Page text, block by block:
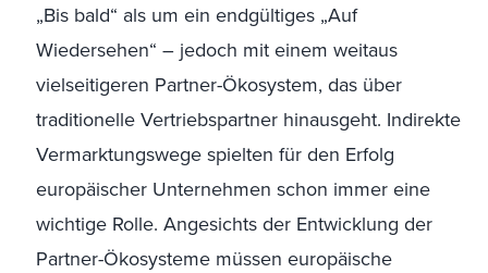
„Bis bald“ als um ein endgültiges „Auf
Wiedersehen“ – jedoch mit einem weitaus
vielseitigeren Partner-Ökosystem, das über
traditionelle Vertriebspartner hinausgeht. Indirekte
Vermarktungswege spielten für den Erfolg
europäischer Unternehmen schon immer eine
wichtige Rolle. Angesichts der Entwicklung der
Partner-Ökosysteme müssen europäische